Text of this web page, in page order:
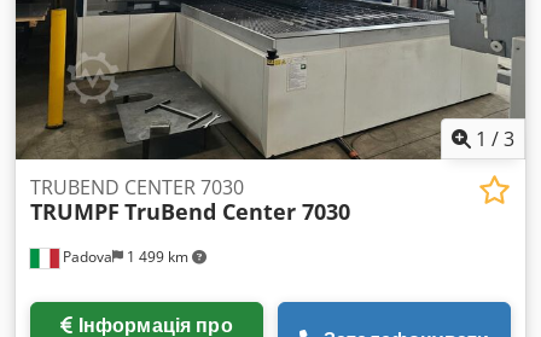
1 /3
Padova 1 499 km
TRUBEND CENTER 7030
TRUMPF TruBend Center 7030